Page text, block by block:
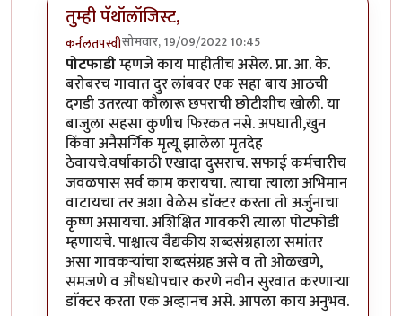
तुम्ही पॅथॉलॉजिस्ट,
कर्नलतपस्वीसोमवार, 19/09/2022 10:45
In reply toधन्यवाद !byहेमंतकुमार
पोटफाडीम्हणजे काय माहीतीच असेल. प्रा. आ. के.
बरोबरच गावात दुर लांबवर एक सहा बाय आठची
दगडी उतरत्या कौलारू छपराची छोटीशीच खोली. या
बाजुला सहसा कुणीच फिरकत नसे. अपघाती,खुन
किंवा अनैसर्गिक मृत्यू झालेला मृतदेह
ठेवायचे.वर्षाकाठी एखादा दुसराच. सफाई कर्मचारीच
जवळपास सर्व काम करायचा. त्याचा त्याला अभिमान
वाटायचा तर अशा वेळेस डाॅक्टर करता तो अर्जुनाचा
कृष्ण असायचा. अशिक्षित गावकरी त्याला पोटफोडी
म्हणायचे. पाश्चात्य वैद्यकीय शब्दसंग्रहाला समांतर
असा गावकऱ्यांचा शब्दसंग्रह असे व तो ओळखणे,
समजणे व औषधोपचार करणे नवीन सुरवात करणाऱ्या
डाॅक्टर करता एक अव्हानच असे. आपला काय अनुभव.